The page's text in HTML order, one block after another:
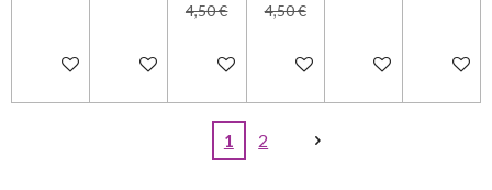
Ajouter au panierAjouter au panier
4,50 €
Ajouter au panier
4,50 €
Ajouter au panierAjouter au panier
Ajouter
1 2